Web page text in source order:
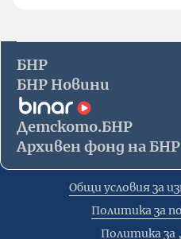
БНР
БНР Новини
Детското.БНР
Архивен фонд на БНР
Общи условия за
Политика за
Политика за